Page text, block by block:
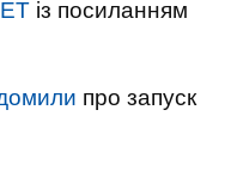
із посиланням
про запуск